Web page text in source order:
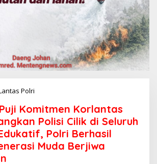
Polri
n
a
m
a
Komitmen Korlantas
Polisi Cilik di Seluruh
Polri Berhasil
Muda Berjiwa